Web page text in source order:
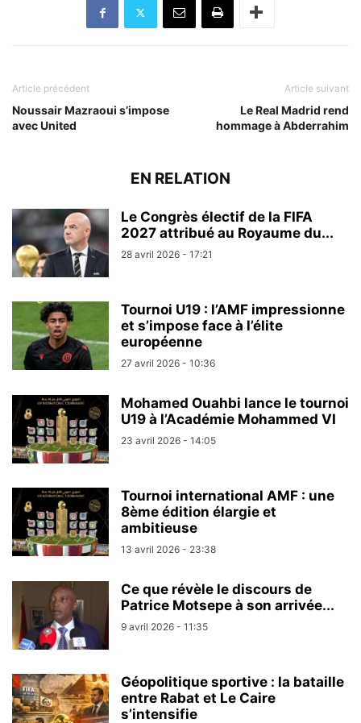
Article précédent
Noussair Mazraoui s’impose
avec United
Article suivant
Le Real Madrid rend
hommage à Abderrahim
EN RELATION
Le Congrès électif de la FIFA
2027 attribué au Royaume du...
28 avril 2026 - 17:21
Tournoi U19 : l’AMF impressionne
et s’impose face à l’élite
européenne
27 avril 2026 - 10:36
Mohamed Ouahbi lance le tournoi
U19 à l’Académie Mohammed VI
23 avril 2026 - 14:05
Tournoi international AMF : une
8ème édition élargie et
ambitieuse
13 avril 2026 - 23:38
Ce que révèle le discours de
Patrice Motsepe à son arrivée...
9 avril 2026 - 11:35
Géopolitique sportive : la bataille
entre Rabat et Le Caire
s’intensifie